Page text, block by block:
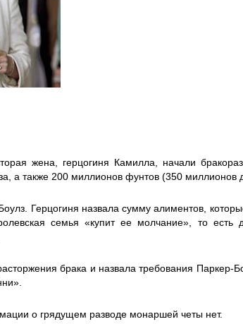
жена, герцогиня Камилла, начали
а также 200 миллионов фунтов (350 миллионов
Герцогиня назвала сумму алиментов,
семья «купит ее молчание», то есть
брака и назвала требования Паркер-
о грядущем разводе монаршей четы нет.